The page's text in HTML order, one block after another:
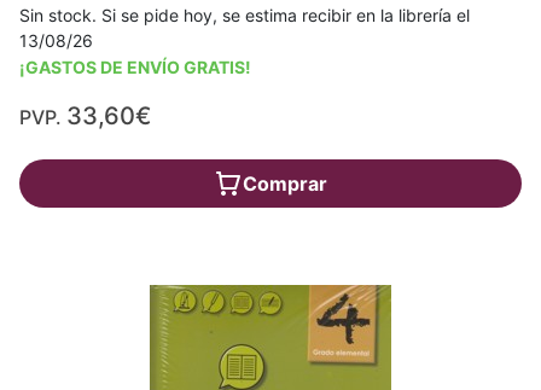
Sin stock. Si se pide hoy, se estima recibir en la librería el
13/08/26
¡GASTOS DE ENVÍO GRATIS!
PVP. 33,60€
Comprar